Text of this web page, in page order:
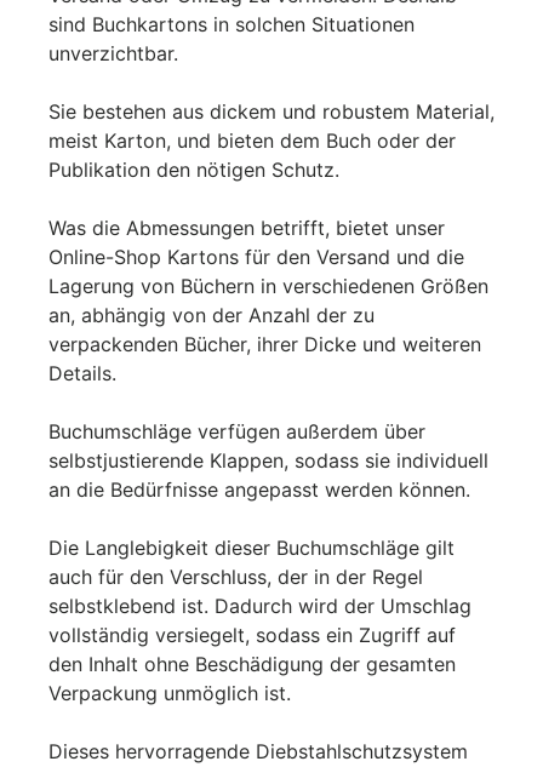
sind Buchkartons in solchen Situationen
unverzichtbar.
Sie bestehen aus dickem und robustem Material,
meist Karton, und bieten dem Buch oder der
Publikation den nötigen Schutz.
Was die Abmessungen betrifft, bietet unser
Online-Shop Kartons für den Versand und die
Lagerung von Büchern in verschiedenen Größen
an, abhängig von der Anzahl der zu
verpackenden Bücher, ihrer Dicke und weiteren
Details.
Buchumschläge verfügen außerdem über
selbstjustierende Klappen, sodass sie individuell
an die Bedürfnisse angepasst werden können.
Die Langlebigkeit dieser Buchumschläge gilt
auch für den Verschluss, der in der Regel
selbstklebend ist. Dadurch wird der Umschlag
vollständig versiegelt, sodass ein Zugriff auf
den Inhalt ohne Beschädigung der gesamten
Verpackung unmöglich ist.
Dieses hervorragende Diebstahlschutzsystem